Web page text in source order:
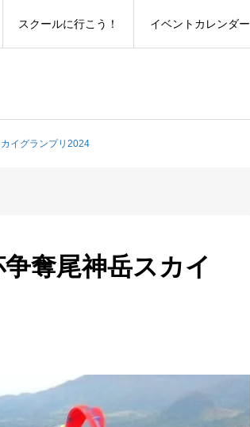
スクールに行こう！ イベントカレンダー
イグランプリ2024
奪尾神岳スカイ